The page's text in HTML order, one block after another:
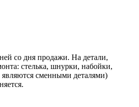
со дня продажи. На детали,
стелька, шнурки, набойки,
сменными деталями)